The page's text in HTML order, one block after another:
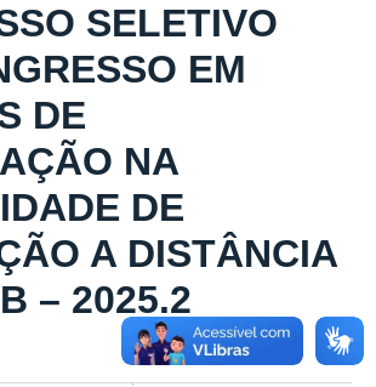
SELETIVO
EM
DE
NA
DE
A DISTÂNCIA
– 2025.2